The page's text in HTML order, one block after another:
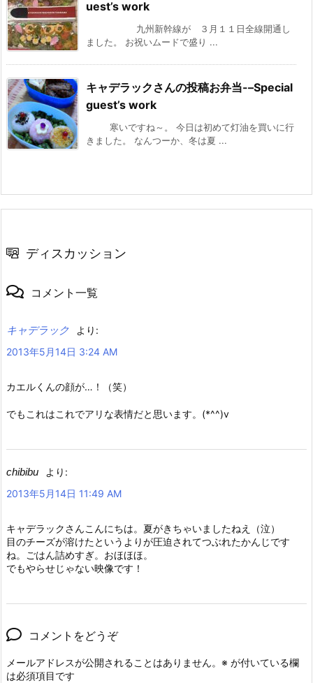
uest’s work
九州新幹線が ３月１１日全線開通し
ました。 お祝いムードで盛り ...
キャデラックさんの投稿お弁当-–Special
guest’s work
寒いですね～。 今日は初めて灯油を買いに行
きました。 なんつーか、冬は夏 ...
ディスカッション
コメント一覧
キャデラック
より:
2013年5月14日 3:24 AM
カエルくんの顔が…！（笑）
でもこれはこれでアリな表情だと思います。(*^^)v
chibibu
より:
2013年5月14日 11:49 AM
キャデラックさんこんにちは。夏がきちゃいましたねえ（泣）
目のチーズが溶けたというよりが圧迫されてつぶれたかんじです
ね。ごはん詰めすぎ。おほほほ。
でもやらせじゃない映像です！
コメントをどうぞ
メールアドレスが公開されることはありません。 ※ が付いている欄
は必須項目です